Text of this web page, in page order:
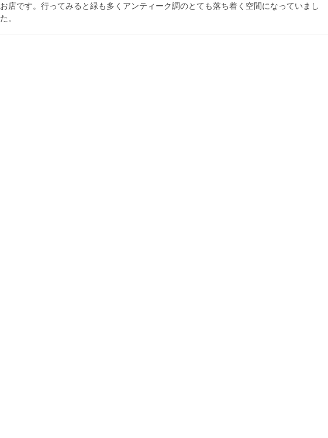
お店です。行ってみると緑も多くアンティーク調のとても落ち着く空間になっていまし
た。